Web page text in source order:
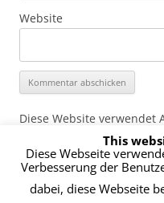
Website
Diese Website verwendet
Erfahre, wie
verarbeitet werden.
Datenschutzerklärung Stolz
This
Diese Webseite
Verbesserung der
dabei, diese Webseite